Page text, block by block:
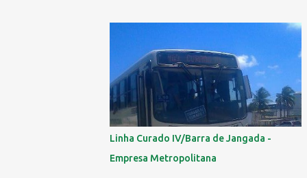
Apache VIP e o Millenium, líderes de venda
da Caio 1. CAIO Induscar 6.138 2. Marcopolo
2.572 3. Mascarello 1.026 4. Comil 16 5.
Neobus/Ciferal 4 Estas são associadas a
FABUS - Associação Nacional dos
Fabricantes de Ônibus , a Volare, que não faz
parte da associação, fabricou neste ano, 327
modelos urbanos. O que aconteceu com a
Linha Curado IV/Barra de Jangada -
Empresa Metropolitana